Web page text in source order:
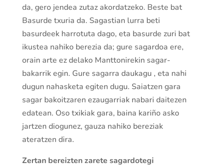
da, gero jendea zutaz akordatzeko. Beste bat
Basurde txuria da. Sagastian lurra beti
basurdeek harrotuta dago, eta basurde zuri bat
ikustea nahiko berezia da; gure sagardoa ere,
orain arte ez delako Manttonirekin sagar-
bakarrik egin. Gure sagarra daukagu , eta nahi
dugun nahasketa egiten dugu. Saiatzen gara
sagar bakoitzaren ezaugarriak nabari daitezen
edatean. Oso txikiak gara, baina kariño asko
jartzen diogunez, gauza nahiko bereziak
ateratzen dira.
Zertan bereizten zarete sagardotegi